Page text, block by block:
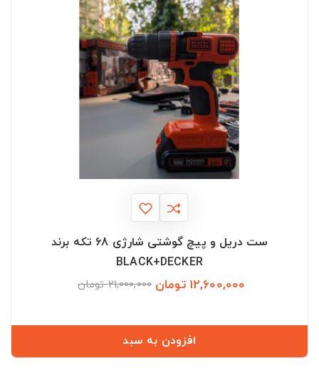
ست دریل و پیچ گوشتی شارژی 68 تکه برند
BLACK+DECKER
12,600,000 تومان 21,000,000 تومان
افزودن به سبد